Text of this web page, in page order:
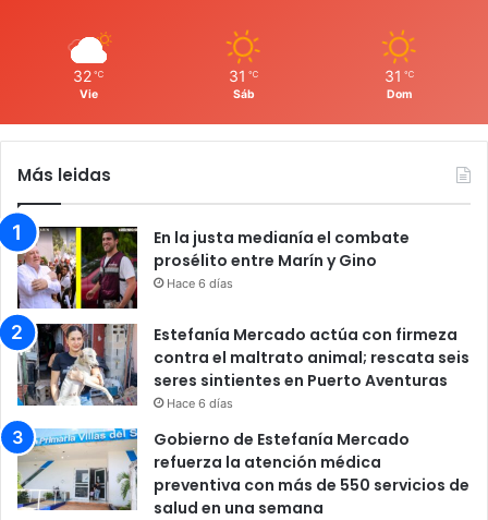
32 ℃
Vie
31 ℃
Sáb
31 ℃
Dom
Más leidas
En la justa medianía el combate
prosélito entre Marín y Gino
Hace 6 días
Estefanía Mercado actúa con firmeza
contra el maltrato animal; rescata seis
seres sintientes en Puerto Aventuras
Hace 6 días
Gobierno de Estefanía Mercado
refuerza la atención médica
preventiva con más de 550 servicios de
salud en una semana